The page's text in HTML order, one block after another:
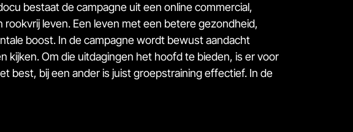
bestaat de campagne uit een online commercial,
leven. Een leven met een betere gezondheid,
boost. In de campagne wordt bewust aandacht
Om die uitdagingen het hoofd te bieden, is er voor
best, bij een ander is juist groepstraining effectief. In de